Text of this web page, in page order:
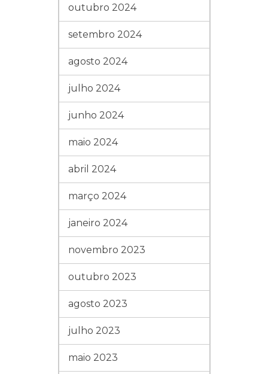
outubro 2024
setembro 2024
agosto 2024
julho 2024
junho 2024
maio 2024
abril 2024
março 2024
janeiro 2024
novembro 2023
outubro 2023
agosto 2023
julho 2023
maio 2023